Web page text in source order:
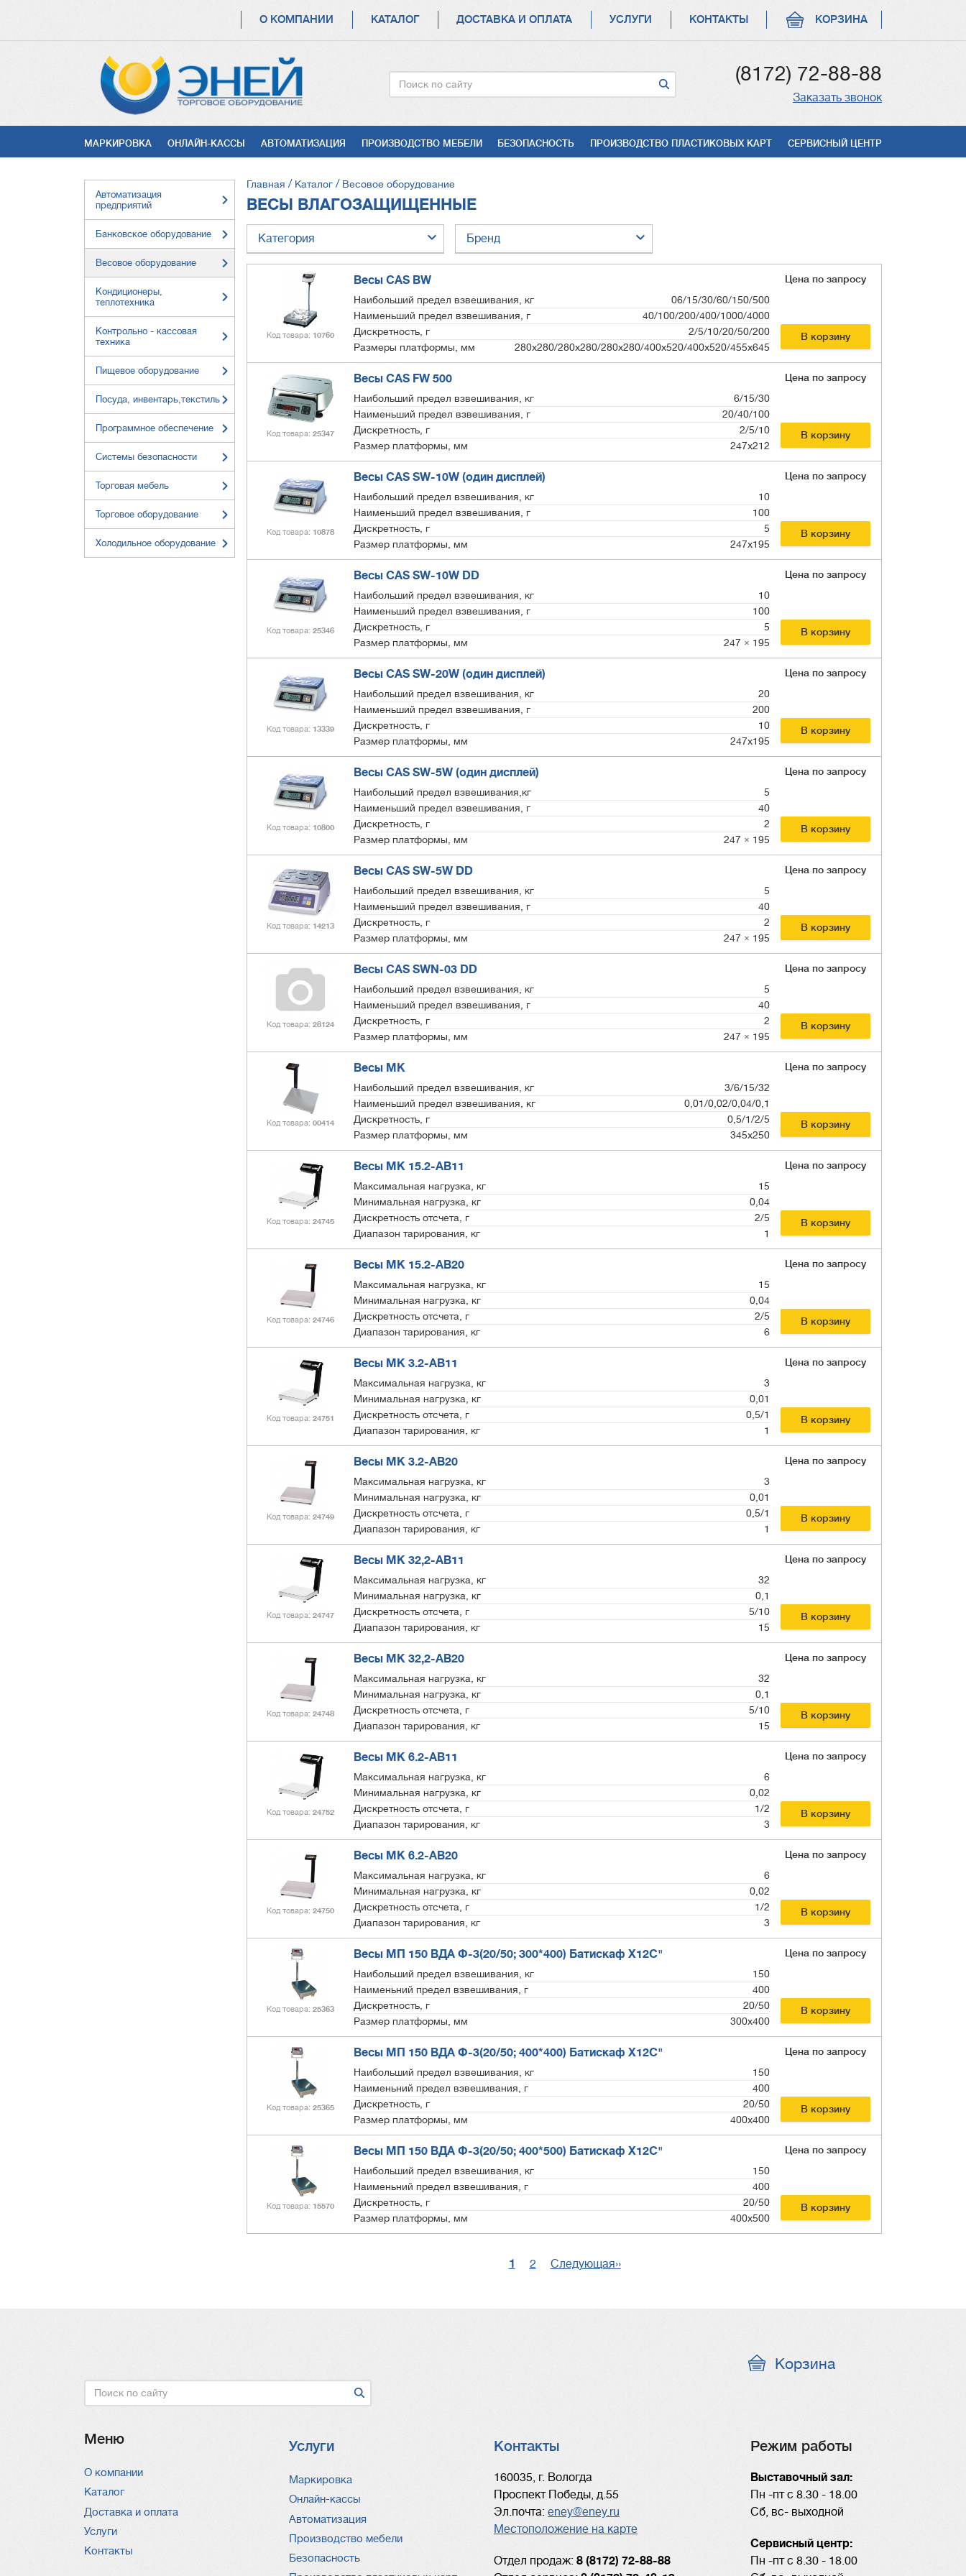
КОРЗИНА
НАВИГАЦИЯ
О КОМПАНИИ КАТАЛОГ ДОСТАВКА И ОПЛАТА УСЛУГИ КОНТАКТЫ
Поиск (8172) 72-88-88
Заказать звонок
УСЛУГИ
МАРКИРОВКА ОНЛАЙН-КАССЫ АВТОМАТИЗАЦИЯ ПРОИЗВОДСТВО МЕБЕЛИ БЕЗОПАСНОСТЬ ПРОИЗВОДСТВО ПЛАСТИКОВЫХ КАРТ СЕРВИСНЫЙ ЦЕНТР
Автоматизация
предприятий
Банковское оборудование
Весовое оборудование
Кондиционеры,
теплотехника
Контрольно - кассовая
техника
Пищевое оборудование
Посуда, инвентарь,текстиль
Программное обеспечение
Системы безопасности
Торговая мебель
Торговое оборудование
Холодильное оборудование
СТРОКА
НАВИГАЦИИ
Главная Каталог Весовое оборудование
ВЕСЫ ВЛАГОЗАЩИЩЕННЫЕ
Категория Бренд
Код товара 10760
Весы CAS BW
Наибольший предел взвешивания, кг
06/15/30/60/150/500
Наименьший предел взвешивания, г
40/100/200/400/1000/4000
Дискретность, г
2/5/10/20/50/200
Размеры платформы, мм
280х280/280х280/280х280/400х520/400х520/455х645
Цена по запросу
В корзину
Код товара 25347
Весы CAS FW 500
Наибольший предел взвешивания, кг
6/15/30
Наименьший предел взвешивания, г
20/40/100
Дискретность, г
2/5/10
Размер платформы, мм
247х212
Цена по запросу
В корзину
Код товара 10878
Весы CAS SW-10W (один дисплей)
Наибольший предел взвешивания, кг
10
Наименьший предел взвешивания, г
100
Дискретность, г
5
Размер платформы, мм
247x195
Цена по запросу
В корзину
Код товара 25346
Весы CAS SW-10W DD
Наибольший предел взвешивания, кг
10
Наименьший предел взвешивания, г
100
Дискретность, г
5
Размер платформы, мм
247 × 195
Цена по запросу
В корзину
Код товара 13339
Весы CAS SW-20W (один дисплей)
Наибольший предел взвешивания, кг
20
Наименьший предел взвешивания, г
200
Дискретность, г
10
Размер платформы, мм
247x195
Цена по запросу
В корзину
Код товара 10800
Весы CAS SW-5W (один дисплей)
Наибольший предел взвешивания,кг
5
Наименьший предел взвешивания, г
40
Дискретность, г
2
Размер платформы, мм
247 × 195
Цена по запросу
В корзину
Код товара 14213
Весы CAS SW-5W DD
Наибольший предел взвешивания, кг
5
Наименьший предел взвешивания, г
40
Дискретность, г
2
Размер платформы, мм
247 × 195
Цена по запросу
В корзину
Код товара 28124
Весы CAS SWN-03 DD
Наибольший предел взвешивания, кг
5
Наименьший предел взвешивания, г
40
Дискретность, г
2
Размер платформы, мм
247 × 195
Цена по запросу
В корзину
Код товара 00414
Весы МК
Наибольший предел взвешивания, кг
3/6/15/32
Наименьший предел взвешивания, кг
0,01/0,02/0,04/0,1
Дискретность, г
0,5/1/2/5
Размер платформы, мм
345x250
Цена по запросу
В корзину
Код товара 24745
Весы МК 15.2-АВ11
Максимальная нагрузка, кг
15
Минимальная нагрузка, кг
0,04
Дискретность отсчета, г
2/5
Диапазон тарирования, кг
1
Цена по запросу
В корзину
Код товара 24746
Весы МК 15.2-АВ20
Максимальная нагрузка, кг
15
Минимальная нагрузка, кг
0,04
Дискретность отсчета, г
2/5
Диапазон тарирования, кг
6
Цена по запросу
В корзину
Код товара 24751
Весы МК 3.2-АВ11
Максимальная нагрузка, кг
3
Минимальная нагрузка, кг
0,01
Дискретность отсчета, г
0,5/1
Диапазон тарирования, кг
1
Цена по запросу
В корзину
Код товара 24749
Весы МК 3.2-АВ20
Максимальная нагрузка, кг
3
Минимальная нагрузка, кг
0,01
Дискретность отсчета, г
0,5/1
Диапазон тарирования, кг
1
Цена по запросу
В корзину
Код товара 24747
Весы МК 32,2-АВ11
Максимальная нагрузка, кг
32
Минимальная нагрузка, кг
0,1
Дискретность отсчета, г
5/10
Диапазон тарирования, кг
15
Цена по запросу
В корзину
Код товара 24748
Весы МК 32,2-АВ20
Максимальная нагрузка, кг
32
Минимальная нагрузка, кг
0,1
Дискретность отсчета, г
5/10
Диапазон тарирования, кг
15
Цена по запросу
В корзину
Код товара 24752
Весы МК 6.2-АВ11
Максимальная нагрузка, кг
6
Минимальная нагрузка, кг
0,02
Дискретность отсчета, г
1/2
Диапазон тарирования, кг
3
Цена по запросу
В корзину
Код товара 24750
Весы МК 6.2-АВ20
Максимальная нагрузка, кг
6
Минимальная нагрузка, кг
0,02
Дискретность отсчета, г
1/2
Диапазон тарирования, кг
3
Цена по запросу
В корзину
Код товара 25363
Весы МП 150 ВДА Ф-3(20/50; 300*400) Батискаф X12С"
Наибольший предел взвешивания, кг
150
Наименьний предел взвешивания, г
400
Дискретность, г
20/50
Размер платформы, мм
300х400
Цена по запросу
В корзину
Код товара 25365
Весы МП 150 ВДА Ф-3(20/50; 400*400) Батискаф X12С"
Наибольший предел взвешивания, кг
150
Наименьний предел взвешивания, г
400
Дискретность, г
20/50
Размер платформы, мм
400х400
Цена по запросу
В корзину
Код товара 15570
Весы МП 150 ВДА Ф-3(20/50; 400*500) Батискаф X12С"
Наибольший предел взвешивания, кг
150
Наименьний предел взвешивания, г
400
Дискретность, г
20/50
Размер платформы, мм
400х500
Цена по запросу
В корзину
Текущая
1 Page
2
Следующая
Следующая››
Корзина
Поиск
Меню
О компании
Каталог
Доставка и оплата
Услуги
Контакты
Услуги
Услуги
Маркировка
Онлайн-кассы
Автоматизация
Производство мебели
Безопасность
Контакты
160035, г. Вологда
Проспект Победы, д.55
Эл.почта: eney@eney.ru
Местоположение на карте
Отдел продаж: 8 (8172) 72-88-88
Режим работы
Выставочный зал:
Пн -пт с 8.30 - 18.00
Сб, вс- выходной
Сервисный центр:
Пн -пт с 8.30 - 18.00